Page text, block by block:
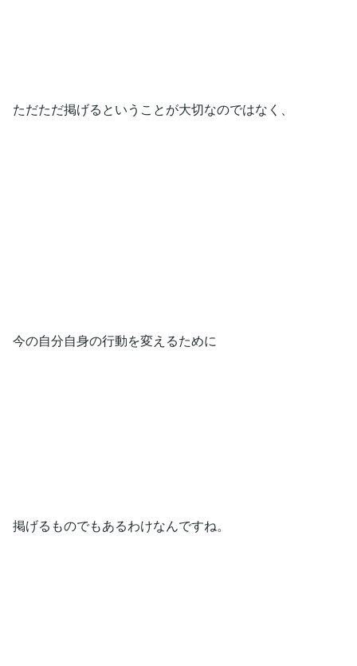
ただただ掲げるということが大切なのではなく、
今の自分自身の行動を変えるために
掲げるものでもあるわけなんですね。